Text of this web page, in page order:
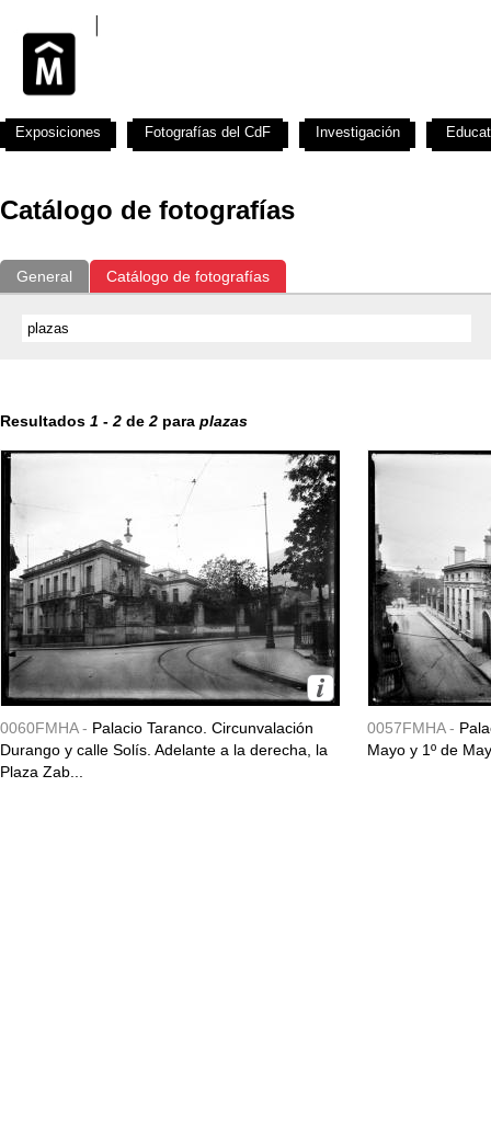
Catálogo de fotografías
General Catálogo de fotografías
Resultados 1 - 2 de 2 para plazas
0060FMHA - Palacio Taranco. Circunvalación
Durango y calle Solís. Adelante a la derecha, la
Plaza Zab...
0057FMHA -
Mayo y 1º de
Exposiciones Fotografías del CdF Investigación